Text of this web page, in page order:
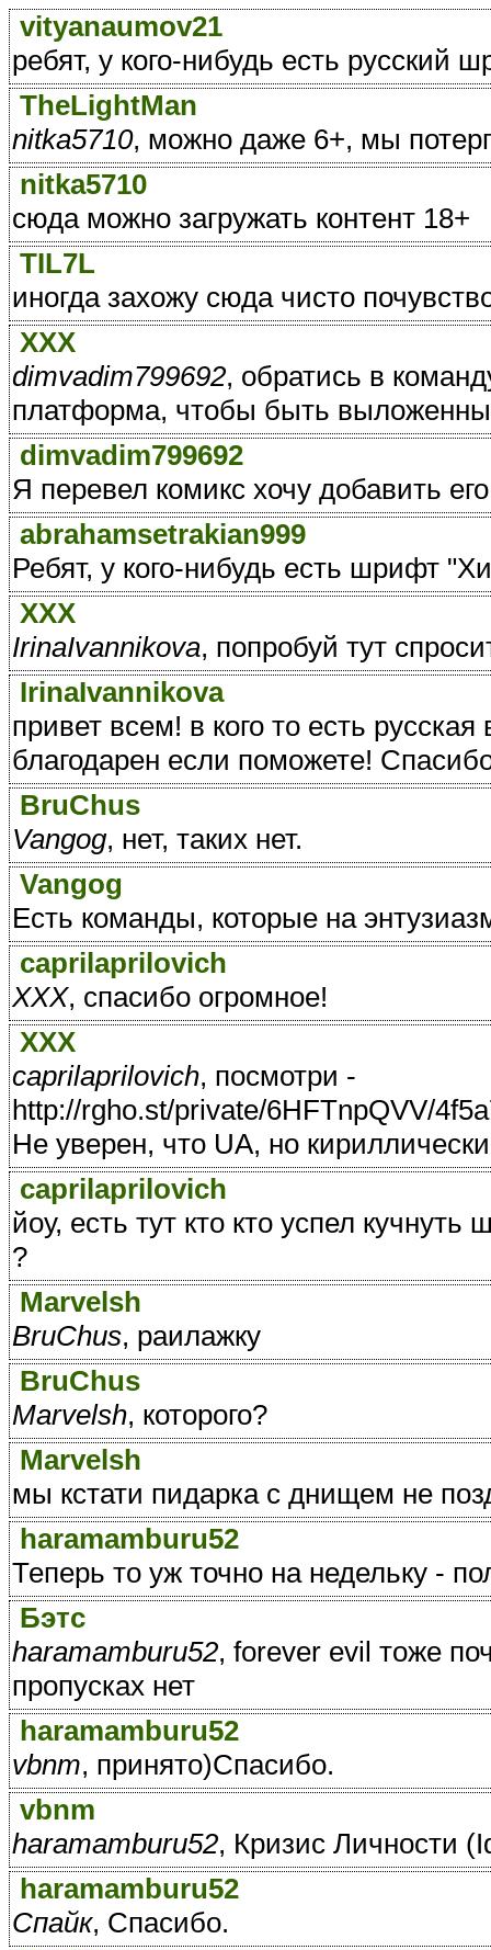
vityanaumov21
ребят, у кого-нибудь есть русский
TheLightMan
nitka5710, можно даже 6+, мы
nitka5710
сюда можно загружать контент 18+
TIL7L
иногда захожу сюда чисто
ХХХ
dimvadim799692, обратись в
платформа, чтобы быть
dimvadim799692
Я перевел комикс хочу добавить
abrahamsetrakian999
Ребят, у кого-нибудь есть шрифт
ХХХ
IrinaIvannikova, попробуй тут
IrinaIvannikova
привет всем! в кого то есть
благодарен если поможете!
BruChus
Vangog, нет, таких нет.
Vangog
Есть команды, которые на
caprilaprilovich
ХХХ, спасибо огромное!
ХХХ
caprilaprilovich, посмотри -
http://rgho.st/private/6HFTnpQVV/
Не уверен, что UA, но
caprilaprilovich
йоу, есть тут кто кто успел
?
Marvelsh
BruChus, раилажку
BruChus
Marvelsh, которого?
Marvelsh
мы кстати пидарка с днищем не
haramamburu52
Теперь то уж точно на недельку -
Бэтс
haramamburu52, forever evil тоже
пропусках нет
haramamburu52
vbnm, принято)Спасибо.
vbnm
haramamburu52, Кризис Личности
haramamburu52
Спайк, Спасибо.